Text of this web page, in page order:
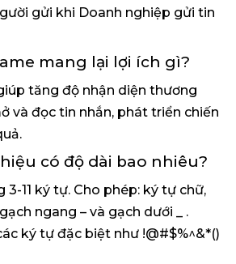
gửi khi Doanh nghiệp gửi tin
mang lại lợi ích gì?
tăng độ nhận diện thương
và đọc tin nhắn, phát triển chiến
có độ dài bao nhiêu?
11 ký tự. Cho phép: ký tự chữ,
ngang – và gạch dưới _ .
ký tự đặc biệt như !@#$%^&*()